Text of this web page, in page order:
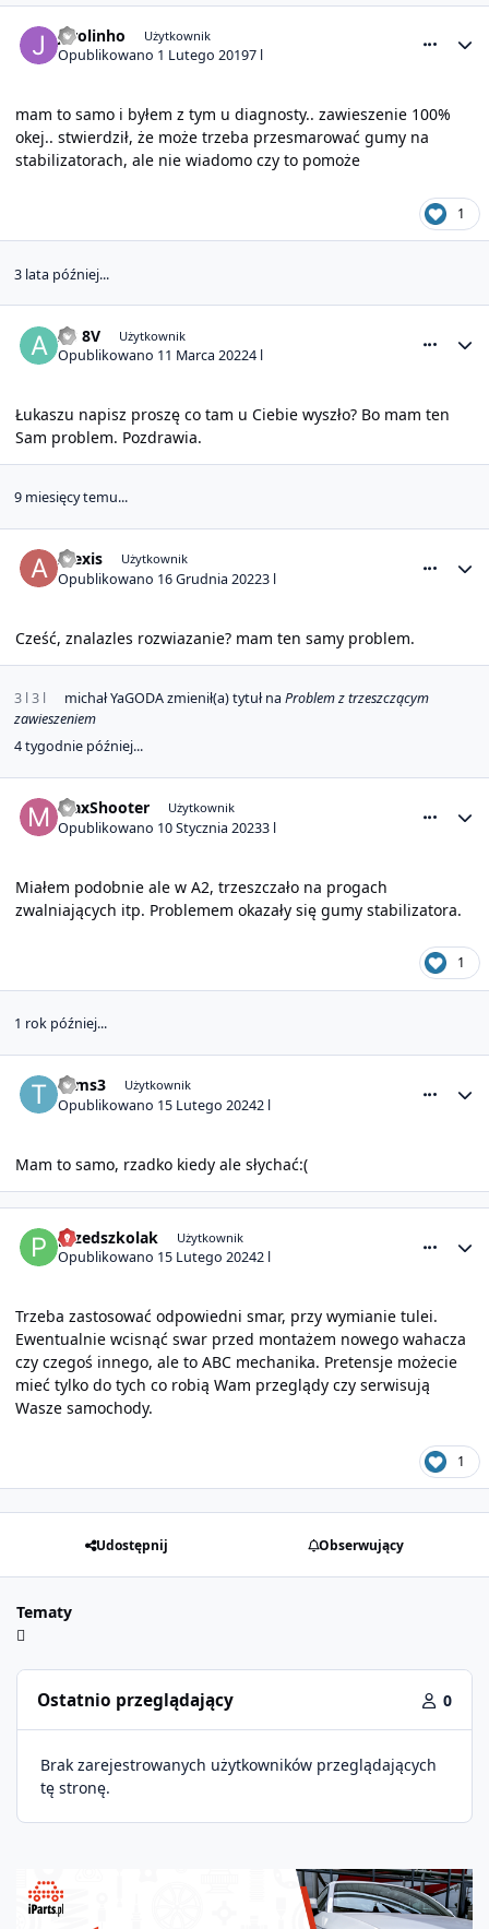
jarolinho Użytkownik
Opublikowano 1 Lutego 20197 l
mam to samo i byłem z tym u diagnosty.. zawieszenie 100%
okej.. stwierdził, że może trzeba przesmarować gumy na
stabilizatorach, ale nie wiadomo czy to pomoże
1
3 lata później...
A3 8V Użytkownik
Opublikowano 11 Marca 20224 l
Łukaszu napisz proszę co tam u Ciebie wyszło? Bo mam ten
Sam problem. Pozdrawia.
9 miesięcy temu...
Alexis Użytkownik
Opublikowano 16 Grudnia 20223 l
Cześć, znalazles rozwiazanie? mam ten samy problem.
3 l3 l michał YaGODAzmienił(a) tytuł na Problem z trzeszczącym
zawieszeniem
4 tygodnie później...
MaxShooter Użytkownik
Opublikowano 10 Stycznia 20233 l
Miałem podobnie ale w A2, trzeszczało na progach
zwalniających itp. Problemem okazały się gumy stabilizatora.
1
1 rok później...
toms3 Użytkownik
Opublikowano 15 Lutego 20242 l
Mam to samo, rzadko kiedy ale słychać:(
przedszkolak Użytkownik
Opublikowano 15 Lutego 20242 l
Trzeba zastosować odpowiedni smar, przy wymianie tulei.
Ewentualnie wcisnąć swar przed montażem nowego wahacza
czy czegoś innego, ale to ABC mechanika. Pretensje możecie
mieć tylko do tych co robią Wam przeglądy czy serwisują
Wasze samochody.
1
Udostępnij Obserwujący
Tematy
Ostatnio przeglądający 0
Brak zarejestrowanych użytkowników przeglądających
tę stronę.